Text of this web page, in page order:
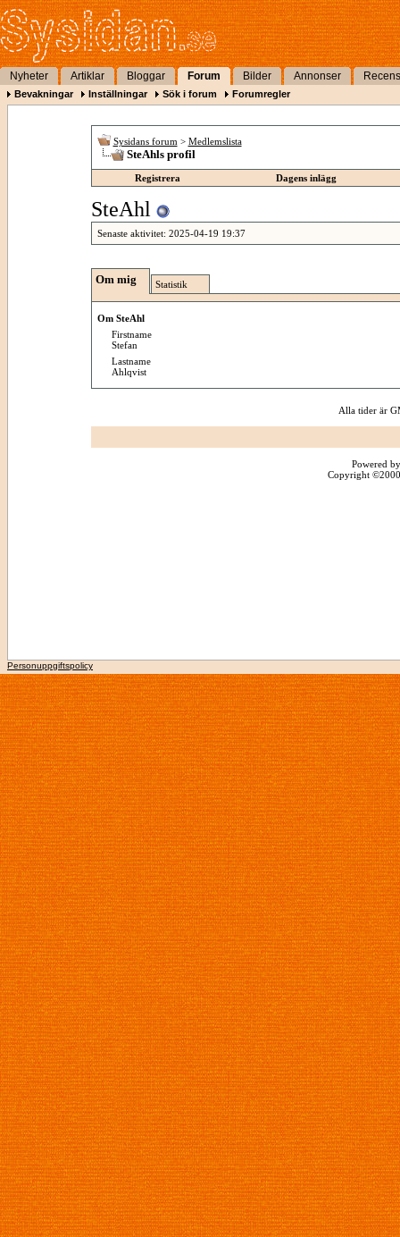
Nyheter Artiklar Bloggar Forum Bilder Annonser
Bevakningar Inställningar Sök i forum Forumregler
Sysidans forum > Medlemslista
SteAhls profil
Registrera Dagens inlägg
SteAhl
Senaste aktivitet: 2025-04-19 19:37
Om mig Statistik
Om SteAhl
Firstname
Stefan
Lastname
Ahlqvist
Alla tider är
Powered
Copyright
Personuppgiftspolicy